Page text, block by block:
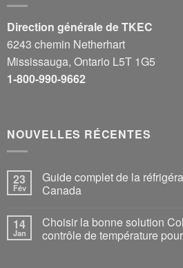
Direction générale de TKEC
6243 chemin Netherhart
Mississauga, Ontario L5T 1G5
1-800-990-9662
NOUVELLES RÉCENTES
23
Fév
Guide complet de la
Canada
14
Jan
Choisir la bonne solution
contrôle de température